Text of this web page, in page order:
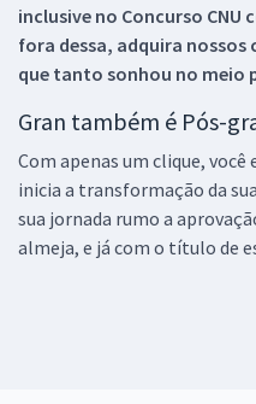
inclusive no Concurso CNU
fora dessa, adquira nossos
que tanto sonhou no meio
Gran também é Pós-
Com apenas um clique, você
inicia a transformação da
sua jornada rumo a
almeja, e já com o título de